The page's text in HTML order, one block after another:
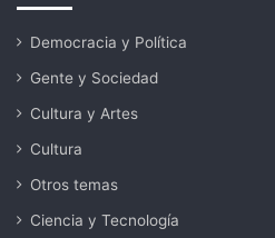
Democracia y Política
Gente y Sociedad
Cultura y Artes
Cultura
Otros temas
Ciencia y Tecnología